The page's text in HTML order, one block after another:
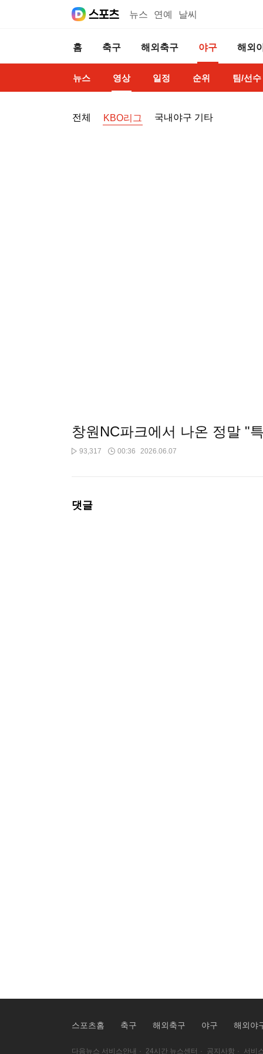
뉴스 연예 날씨
홈 축구 해외축구 야구 해외
뉴스 영상 일정 순위 팀/선수
전체 KBO리그 국내야구 기타
창원NC파크에서 나온 정말 "
93,317 00:36 2026.06.07
댓글
스포츠홈 축구 해외축구 야구 해외야
다음뉴스 서비스안내 · 24시간 뉴스센터 · 공지사항 · 서비